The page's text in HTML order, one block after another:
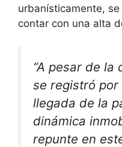
urbanísticamente,
contar con una alta
“A pesar de la
se registró por
llegada de la
dinámica
repunte en